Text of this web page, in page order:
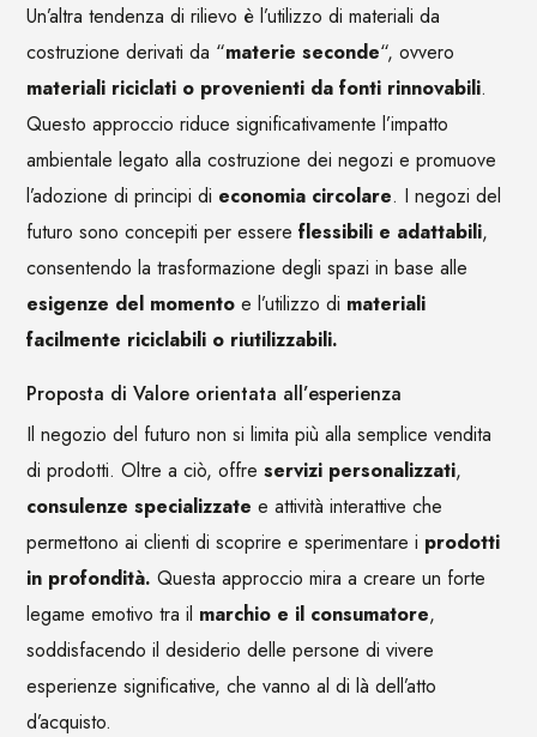
Un’altra tendenza di rilievo è l’utilizzo di materiali da
costruzione derivati da “materie seconde“, ovvero
materiali riciclati o provenienti da fonti rinnovabili.
Questo approccio riduce significativamente l’impatto
ambientale legato alla costruzione dei negozi e promuove
l’adozione di principi di economia circolare. I negozi del
futuro sono concepiti per essereflessibili e adattabili,
consentendo la trasformazione degli spazi in base alle
esigenze del momento e l’utilizzo di materiali
facilmente riciclabili o riutilizzabili.
Proposta di Valore orientata all’esperienza
Il negozio del futuro non si limita più alla semplice vendita
di prodotti. Oltre a ciò, offreservizi personalizzati,
consulenze specializzate e attività interattive che
permettono ai clienti di scoprire e sperimentare i prodotti
in profondità. Questa approccio mira a creare un forte
legame emotivo tra il marchio e il consumatore,
soddisfacendo il desiderio delle persone di vivere
esperienze significative, che vanno al di là dell’atto
d’acquisto.